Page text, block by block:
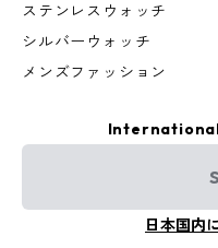
ステンレスウォッチ
シルバーウォッチ
メンズファッション
日本国内